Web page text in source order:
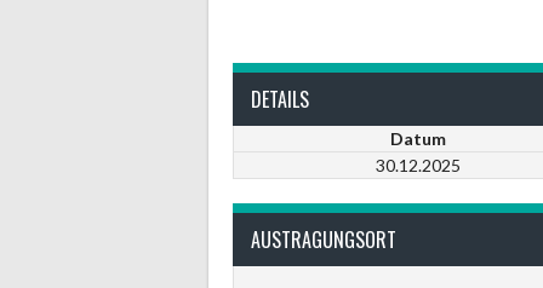
DETAILS
Datum
30.12.2025
AUSTRAGUNGSORT